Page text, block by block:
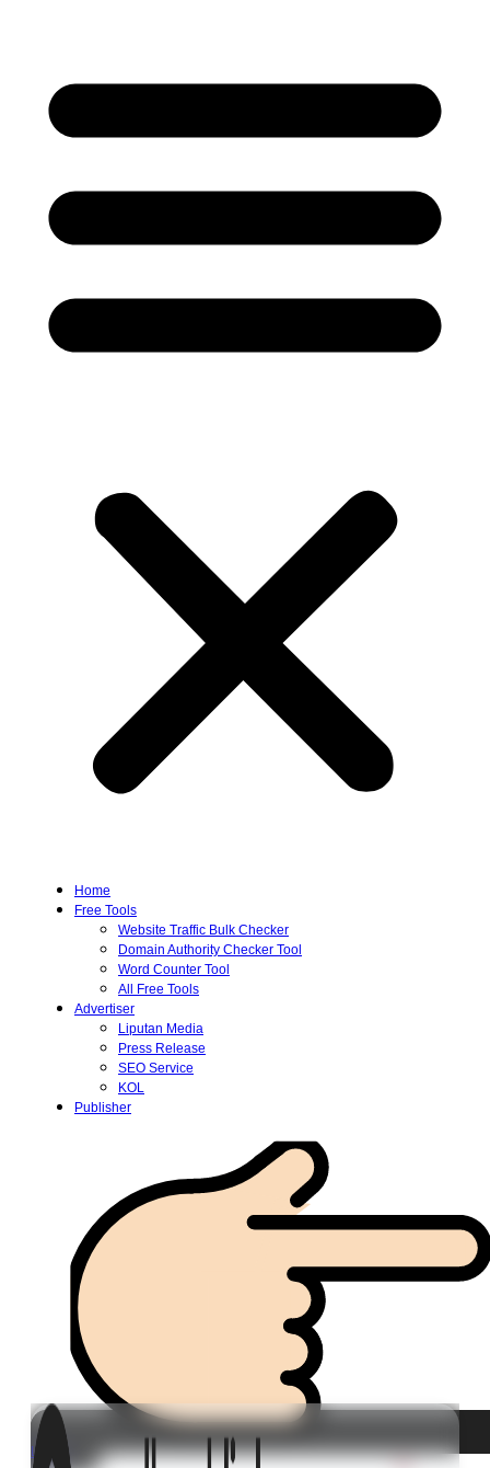
Home
Free Tools
Website Traffic Bulk Checker
Domain Authority Checker Tool
Word Counter Tool
All Free Tools
Advertiser
Liputan Media
Press Release
SEO Service
KOL
Publisher
Login